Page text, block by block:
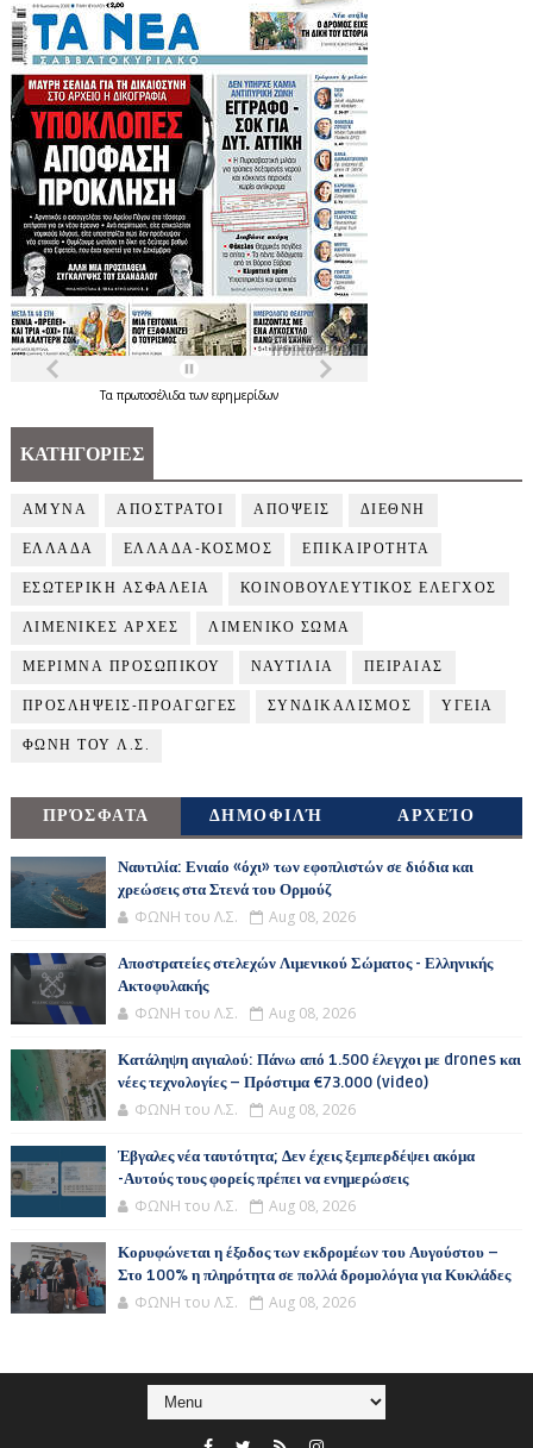
Τα πρωτοσέλιδατων εφημερίδων
ΚΑΤΗΓΟΡΙΕΣ
ΑΜΥΝΑ ΑΠΟΣΤΡΑΤΟΙ ΑΠΟΨΕΙΣ ΔΙΕΘΝΗ
ΕΛΛΑΔΑ ΕΛΛΑΔΑ-ΚΟΣΜΟΣ ΕΠΙΚΑΙΡΟΤΗΤΑ
ΕΣΩΤΕΡΙΚΗ ΑΣΦΑΛΕΙΑ ΚΟΙΝΟΒΟΥΛΕΥΤΙΚΟΣ ΕΛΕΓΧΟΣ
ΛΙΜΕΝΙΚΕΣ ΑΡΧΕΣ ΛΙΜΕΝΙΚΟ ΣΩΜΑ
ΜΕΡΙΜΝΑ ΠΡΟΣΩΠΙΚΟΥ ΝΑΥΤΙΛΙΑ ΠΕΙΡΑΙΑΣ
ΠΡΟΣΛΗΨΕΙΣ-ΠΡΟΑΓΩΓΕΣ ΣΥΝΔΙΚΑΛΙΣΜΟΣ ΥΓΕΙΑ
ΦΩΝΗ ΤΟΥ Λ.Σ.
ΠΡΌΣΦΑΤΑ ΔΗΜΟΦΙΛΉ ΑΡΧΕΊΟ
Ναυτιλία: Ενιαίο «όχι» των εφοπλιστών σε διόδια και
χρεώσεις στα Στενά του Ορμούζ
ΦΩΝΗ του Λ.Σ. Aug 08, 2026
Αποστρατείες στελεχών Λιμενικού Σώματος - Ελληνικής
Ακτοφυλακής
ΦΩΝΗ του Λ.Σ. Aug 08, 2026
Κατάληψη αιγιαλού: Πάνω από 1.500 έλεγχοι με drones και
νέες τεχνολογίες – Πρόστιμα €73.000 (video)
ΦΩΝΗ του Λ.Σ. Aug 08, 2026
Έβγαλες νέα ταυτότητα; Δεν έχεις ξεμπερδέψει ακόμα
-Αυτούς τους φορείς πρέπει να ενημερώσεις
ΦΩΝΗ του Λ.Σ. Aug 08, 2026
Κορυφώνεται η έξοδος των εκδρομέων του Αυγούστου –
Στο 100% η πληρότητα σε πολλά δρομολόγια για Κυκλάδες
ΦΩΝΗ του Λ.Σ. Aug 08, 2026